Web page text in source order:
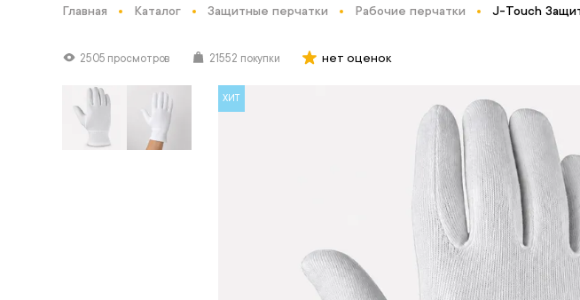
Главная Каталог Защитные перчатки Рабочие перчатки J-Touch
2505 просмотров 21552 покупки нет оценок
ХИТ